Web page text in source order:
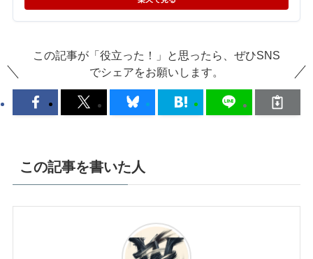
この記事が「役立った！」と思ったら、ぜひSNS
でシェアをお願いします。
この記事を書いた人